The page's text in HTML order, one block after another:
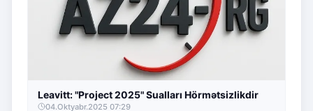
Leavitt: "Project 2025" Sualları Hörmətsizlikdir
04.Oktyabr.2025 07:29